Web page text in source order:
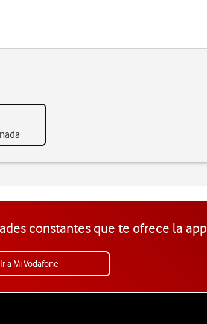
constantes que te ofrece la app
Ir a Mi Vodafone